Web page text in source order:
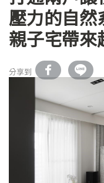
壓力的自然
親子宅帶
分享到